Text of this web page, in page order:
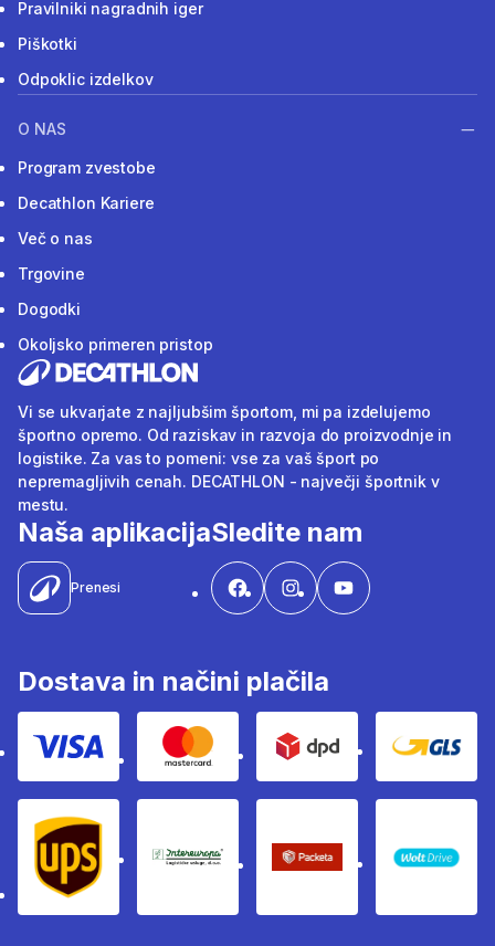
Pravilniki nagradnih iger
Piškotki
Odpoklic izdelkov
O NAS
Program zvestobe
Decathlon Kariere
Več o nas
Trgovine
Dogodki
Okoljsko primeren pristop
Vi se ukvarjate z najljubšim športom, mi pa izdelujemo
športno opremo. Od raziskav in razvoja do proizvodnje in
logistike. Za vas to pomeni: vse za vaš šport po
nepremagljivih cenah. DECATHLON - največji športnik v
mestu.
Naša aplikacija
Prenesi
Sledite nam
Dostava in načini plačila
Visa Mastercard Dpd Gls
Ups Intereuropa Packeta Sledenje
WOLT